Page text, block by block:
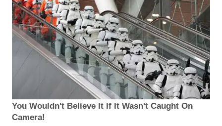
You Wouldn't Believe It If It Wasn't Caught On
Camera!